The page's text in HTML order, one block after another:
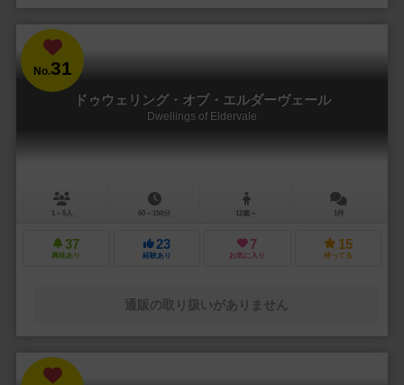
No.31
ドゥウェリング・オブ・エルダーヴェール
Dwellings of Eldervale
1～5人 60～150分 12歳～ 1件
37
興味あり
23
経験あり
7
お気に入り
15
持ってる
通販の取り扱いがありません